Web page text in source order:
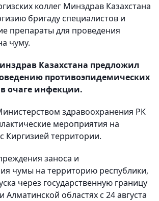
коллег Минздрав Казахстана
бригаду специалистов и
препараты для проведения
чуму.
Казахстана предложил
противоэпидемических
очаге инфекции.
здравоохранения РК
мероприятия на
Киргизией территории.
заноса и
чумы на территорию республики,
через государственную границу
областях с 24 августа